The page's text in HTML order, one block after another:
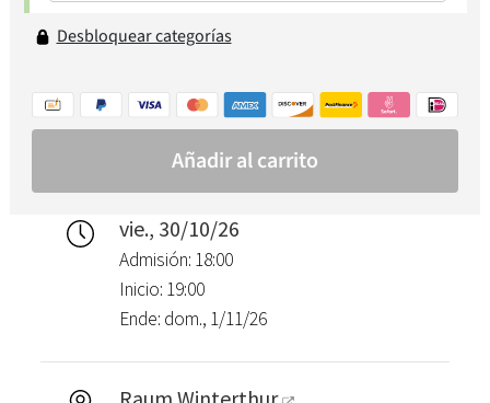
vie., 30/10/26
Admisión: 18:00
Inicio: 19:00
Ende: dom., 1/11/26